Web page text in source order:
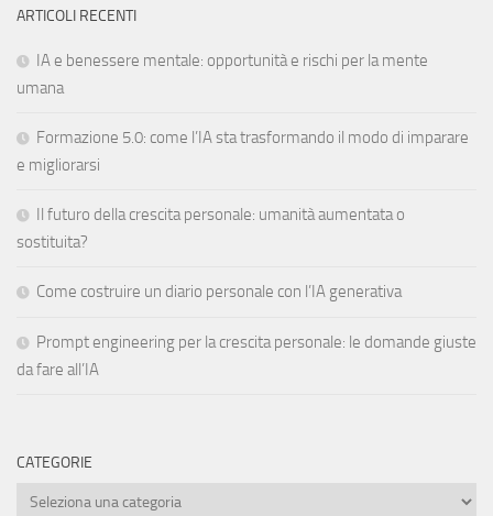
ARTICOLI RECENTI
IA e benessere mentale: opportunità e rischi per la mente
umana
Formazione 5.0: come l’IA sta trasformando il modo di imparare
e migliorarsi
Il futuro della crescita personale: umanità aumentata o
sostituita?
Come costruire un diario personale con l’IA generativa
Prompt engineering per la crescita personale: le domande giuste
da fare all’IA
CATEGORIE
Categorie